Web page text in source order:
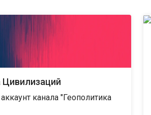
Цивилизаций
канала "Геополитика